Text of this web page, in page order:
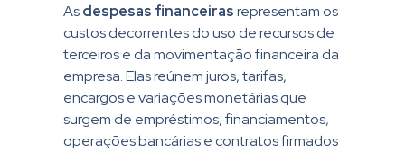
Asdespesas financeirasrepresentam os
custos decorrentes do uso de recursos de
terceiros e da movimentação financeira da
empresa. Elas reúnem juros, tarifas,
encargos e variações monetárias que
surgem de empréstimos, financiamentos,
operações bancárias e contratos firmados